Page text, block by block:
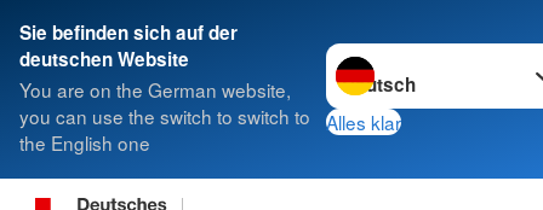
Sie befinden sich auf der
deutschen Website
You are on the German website,
you can use the switch to switch to
the English one
Sprache wechseln zu
Alles klar